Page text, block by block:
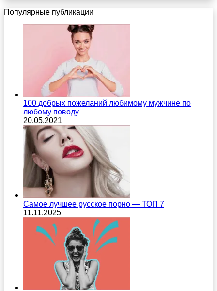
Популярные публикации
100 добрых пожеланий любимому мужчине по
любому поводу
20.05.2021
Самое лучшее русское порно — ТОП 7
11.11.2025